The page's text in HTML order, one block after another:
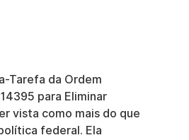
Tarefa da Ordem
para Eliminar
vista como mais do que
federal. Ela